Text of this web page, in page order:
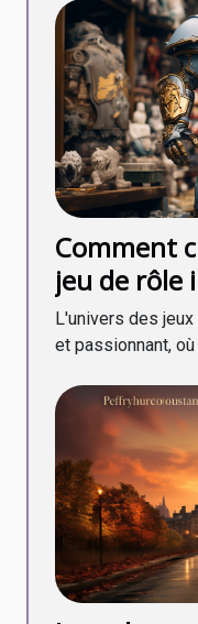
Comment
jeu de rôle
budget
L'univers des
et passionnant,